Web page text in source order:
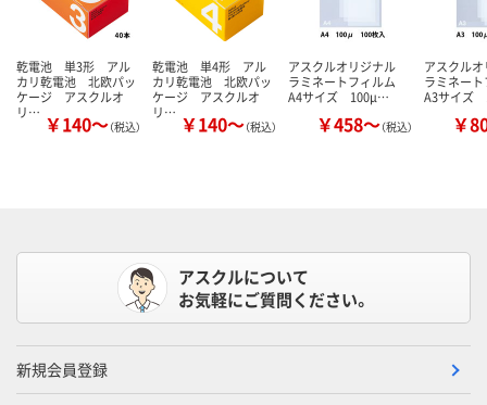
乾電池 単3形 アル
カリ乾電池 北欧パッ
ケージ アスクルオ
リ… ￥140～（税込）
乾電池 単4形 アル
カリ乾電池 北欧パッ
ケージ アスクルオ
リ… ￥140～（税込）
アスクルオリジナル
ラミネートフィルム
A4サイズ 100μ…
￥458～（税込）
アスクル
ラミネー
A3サイズ
￥
アスクルについて
お気軽にご質問ください。
新規会員登録